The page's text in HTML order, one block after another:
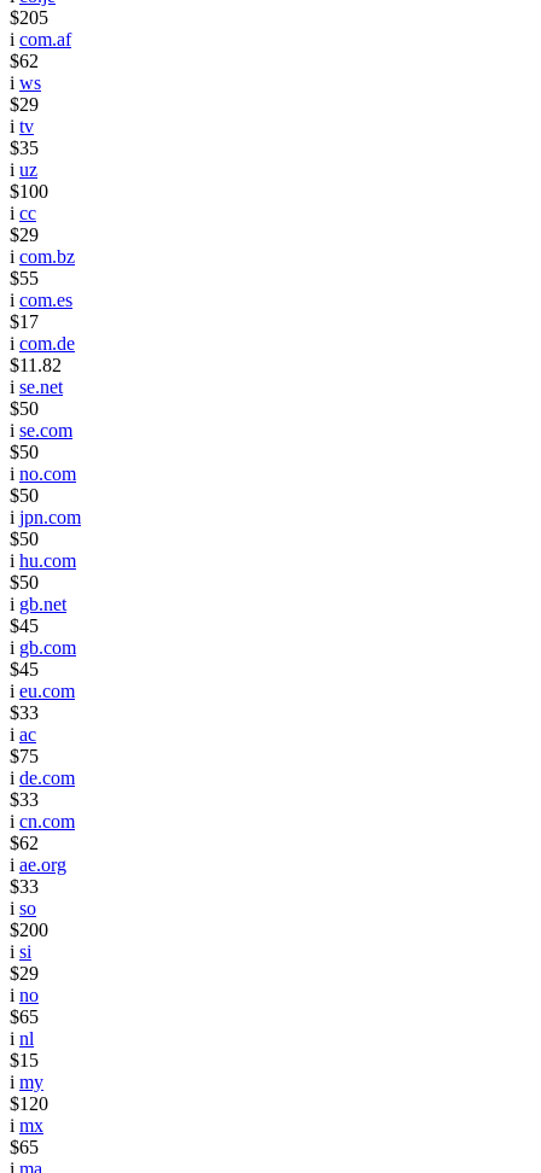
$205
i com.af
$62
i ws
$29
i tv
$35
i uz
$100
i cc
$29
i com.bz
$55
i com.es
$17
i com.de
$11.82
i se.net
$50
i se.com
$50
i no.com
$50
i jpn.com
$50
i hu.com
$50
i gb.net
$45
i gb.com
$45
i eu.com
$33
i ac
$75
i de.com
$33
i cn.com
$62
i ae.org
$33
i so
$200
i si
$29
i no
$65
i nl
$15
i my
$120
i mx
$65